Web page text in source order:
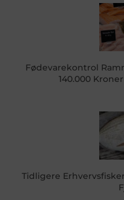
Fødevarekontrol
140.000
Tidligere